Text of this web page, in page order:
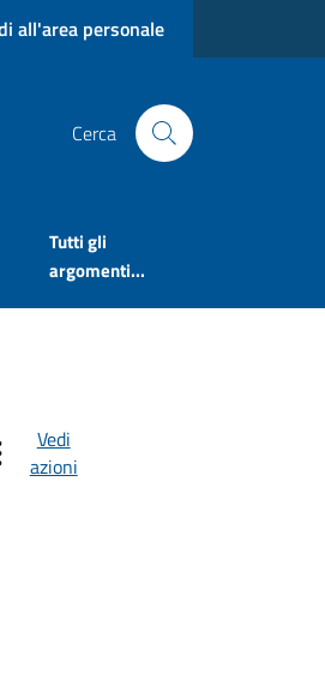
all'area personale
Cerca
Tutti gli
argomenti...
Vedi
azioni